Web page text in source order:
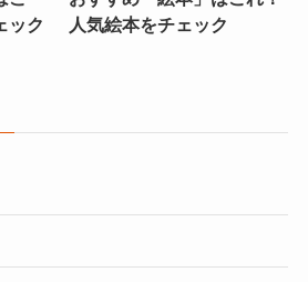
ック
人気絵本をチェック